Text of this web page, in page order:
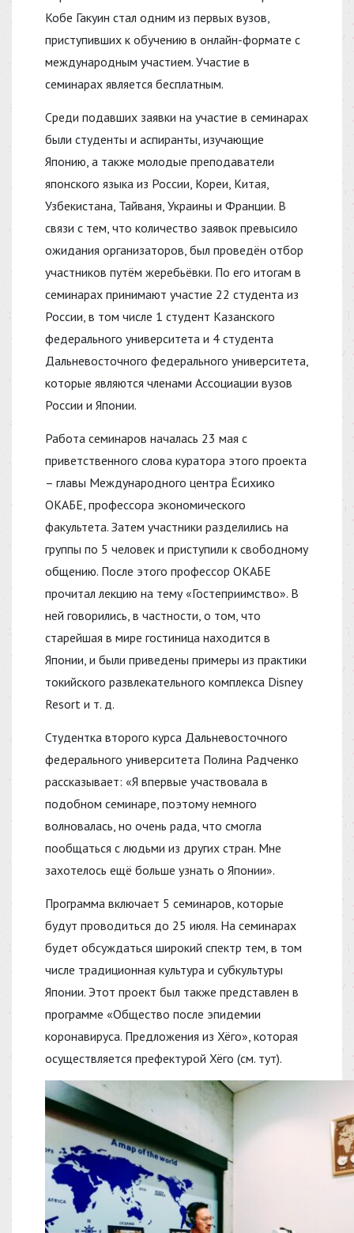
Кобе Гакуин стал одним из первых вузов,
приступивших к обучению в онлайн-формате с
международным участием. Участие в
семинарах является бесплатным.
Среди подавших заявки на участие в семинарах
были студенты и аспиранты, изучающие
Японию, а также молодые преподаватели
японского языка из России, Кореи, Китая,
Узбекистана, Тайваня, Украины и Франции. В
связи с тем, что количество заявок превысило
ожидания организаторов, был проведён отбор
участников путём жеребьёвки. По его итогам в
семинарах принимают участие 22 студента из
России, в том числе 1 студент Казанского
федерального университета и 4 студента
Дальневосточного федерального университета,
которые являются членами Ассоциации вузов
России и Японии.
Работа семинаров началась 23 мая с
приветственного слова куратора этого проекта
– главы Международного центра Ёсихико
ОКАБЕ, профессора экономического
факультета. Затем участники разделились на
группы по 5 человек и приступили к свободному
общению. После этого профессор ОКАБЕ
прочитал лекцию на тему «Гостеприимство». В
ней говорились, в частности, о том, что
старейшая в мире гостиница находится в
Японии, и были приведены примеры из практики
токийского развлекательного комплекса Disney
Resort и т. д.
Студентка второго курса Дальневосточного
федерального университета Полина Радченко
рассказывает: «Я впервые участвовала в
подобном семинаре, поэтому немного
волновалась, но очень рада, что смогла
пообщаться с людьми из других стран. Мне
захотелось ещё больше узнать о Японии».
Программа включает 5 семинаров, которые
будут проводиться до 25 июля. На семинарах
будет обсуждаться широкий спектр тем, в том
числе традиционная культура и субкультуры
Японии. Этот проект был также представлен в
программе «Общество после эпидемии
коронавируса. Предложения из Хёго», которая
осуществляется префектурой Хёго (см. тут).